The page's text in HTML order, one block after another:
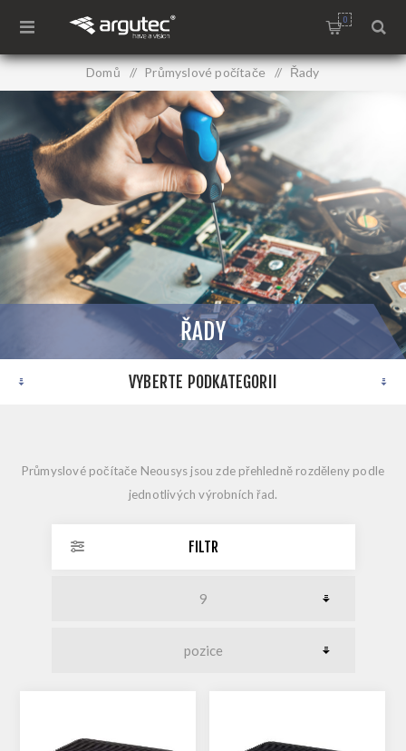
0
Domů / Průmyslové počítače / Řady
ŘADY
VYBERTE PODKATEGORII
Průmyslové počítače Neousys jsou zde přehledně rozděleny podle
jednotlivých výrobních řad.
FILTR